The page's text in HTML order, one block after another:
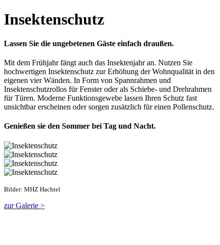
Insektenschutz
Lassen Sie die ungebetenen Gäste einfach draußen.
Mit dem Frühjahr fängt auch das Insektenjahr an. Nutzen Sie
hochwertigen Insektenschutz zur Erhöhung der Wohnqualität in den
eigenen vier Wänden. In Form von Spannrahmen und
Insektenschutzrollos für Fenster oder als Schiebe- und Drehrahmen
für Türen. Moderne Funktionsgewebe lassen Ihren Schutz fast
unsichtbar erscheinen oder sorgen zusätzlich für einen Pollenschutz.
Genießen sie den Sommer bei Tag und Nacht.
Bilder: MHZ Hachtel
zur Galerie >